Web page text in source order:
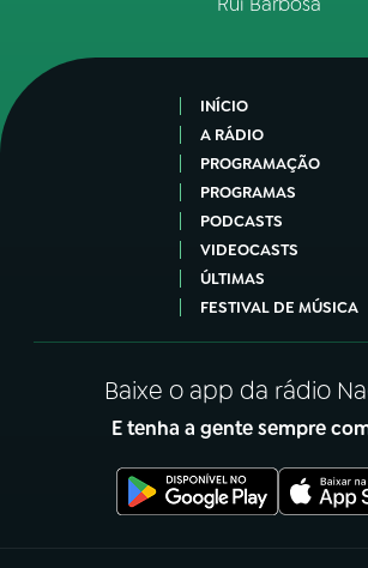
INÍCIO
A RÁDIO
PROGRAMAÇÃO
PROGRAMAS
PODCASTS
VIDEOCASTS
ÚLTIMAS
FESTIVAL DE MÚSICA
Baixe o app da rádio
E tenha a gente sempre